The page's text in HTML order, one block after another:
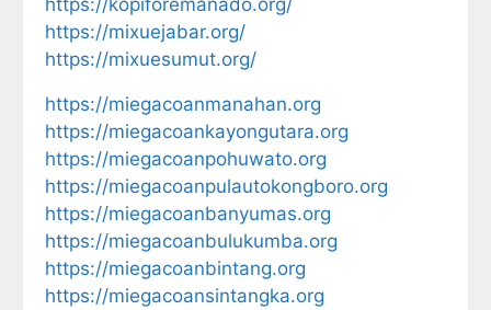
https://mixuejabar.org/
https://mixuesumut.org/
https://miegacoanmanahan.org
https://miegacoankayongutara.org
https://miegacoanpohuwato.org
https://miegacoanpulautokongboro.org
https://miegacoanbanyumas.org
https://miegacoanbulukumba.org
https://miegacoanbintang.org
https://miegacoansintangka.org